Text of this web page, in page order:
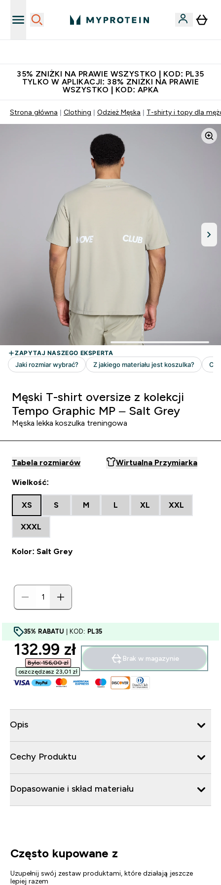
35% ZNIŻKI NA PRAWIE WSZYSTKO | KOD: PL35
TYLKO W APLIKACJI: 38% ZNIŻKI NA PRAWIE
WSZYSTKO | KOD: APKA
Strona główna Clothing Odzież Męska T-shirty i topy dla
Męski T-shirt oversize z kolekcji
Tempo Graphic MP – Salt Grey
Męska lekka koszulka treningowa
Tabela rozmiarów Wirtualna Przymiarka
Wielkość:
XS S M L XL XXL
XXXL
Kolor: Salt Grey
35% RABATU | KOD: PL35
discounted price
132.99 zł‎
Było: 156,00 zł‎
oszczędzasz 23,01 zł‎
Brak w magazynie
Opis
Cechy Produktu
Dopasowanie i skład materiału
Często kupowane z
Uzupełnij swój zestaw produktami, które działają jeszcze
lepiej razem